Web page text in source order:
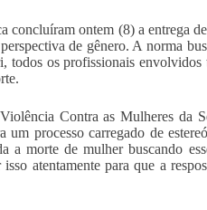
concluíram ontem (8) a entrega
de gênero. A norma
todos os profissionais
Contra as Mulheres da
processo carregado de
morte de mulher buscando
atentamente para que a